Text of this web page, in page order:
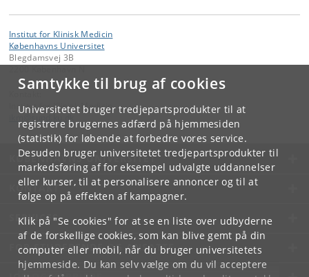
Samtykke til brug af cookies
Universitetet bruger tredjepartsprodukter til at
registrere brugernes adfærd på hjemmesiden
(statistik) for løbende at forbedre vores service.
Desuden bruger universitetet tredjepartsprodukter til
markedsføring af for eksempel udvalgte uddannelser
eller kurser, til at personalisere annoncer og til at
følge op på effekten af kampagner.
Klik på "Se cookies" for at se en liste over udbyderne
af de forskellige cookies, som kan blive gemt på din
computer eller mobil, når du bruger universitetets
hjemmeside. Du kan selv vælge om du vil acceptere
Institut for Klinisk Medicin
Københavns Universitet
Blegdamsvej 3B
Institut for Klinisk Medicin
KØBENHAVNS UNIVERSITET
KONTAKT
SERVICES
FOR STUDERENDE OG ANSATTE